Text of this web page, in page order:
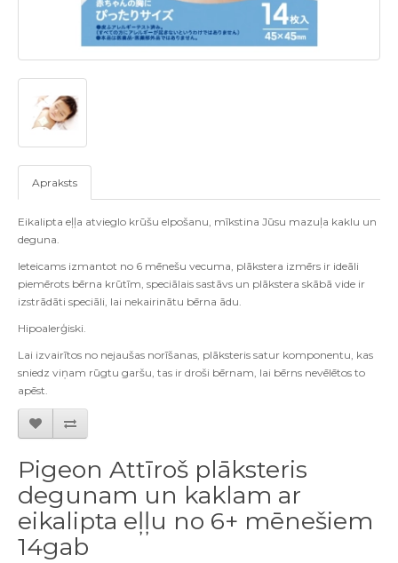
Apraksts
Eikalipta eļļa atvieglo krūšu elpošanu, mīkstina Jūsu mazuļa kaklu un
deguna.
Ieteicams izmantot no 6 mēnešu vecuma, plākstera izmērs ir ideāli
piemērots bērna krūtīm, speciālais sastāvs un plākstera skābā vide ir
izstrādāti speciāli, lai nekairinātu bērna ādu.
Hipoalerģiski.
Lai izvairītos no nejaušas norīšanas, plāksteris satur komponentu, kas
sniedz viņam rūgtu garšu, tas ir droši bērnam, lai bērns nevēlētos to
apēst.
Pigeon Attīroš plāksteris
degunam un kaklam ar
eikalipta eļļu no 6+ mēnešiem
14gab